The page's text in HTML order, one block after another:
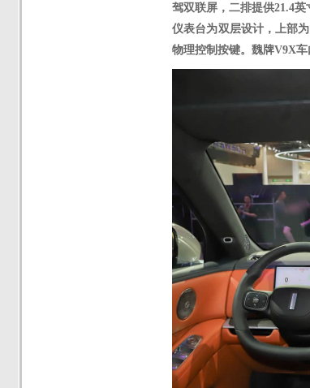
驾双联屏，二排提供21.4
仪表台为双层设计，上部
物理控制按键。魏牌V9X车